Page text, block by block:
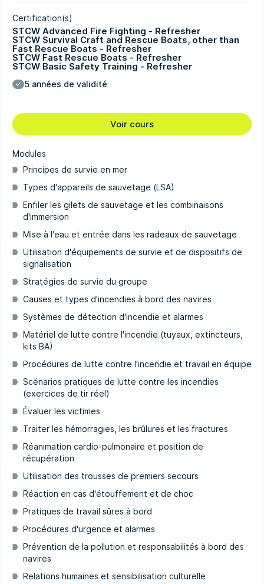
Certification(s)
STCW Advanced Fire Fighting - Refresher
STCW Survival Craft and Rescue Boats, other than
Fast Rescue Boats - Refresher
STCW Fast Rescue Boats - Refresher
STCW Basic Safety Training - Refresher
5 années de validité
Voir cours
Modules
Principes de survie en mer
Types d'appareils de sauvetage (LSA)
Enfiler les gilets de sauvetage et les combinaisons
d'immersion
Mise à l'eau et entrée dans les radeaux de sauvetage
Utilisation d'équipements de survie et de dispositifs de
signalisation
Stratégies de survie du groupe
Causes et types d'incendies à bord des navires
Systèmes de détection d'incendie et alarmes
Matériel de lutte contre l'incendie (tuyaux, extincteurs,
kits BA)
Procédures de lutte contre l'incendie et travail en équipe
Scénarios pratiques de lutte contre les incendies
(exercices de tir réel)
Évaluer les victimes
Traiter les hémorragies, les brûlures et les fractures
Réanimation cardio-pulmonaire et position de
récupération
Utilisation des trousses de premiers secours
Réaction en cas d'étouffement et de choc
Pratiques de travail sûres à bord
Procédures d'urgence et alarmes
Prévention de la pollution et responsabilités à bord des
navires
Relations humaines et sensibilisation culturelle